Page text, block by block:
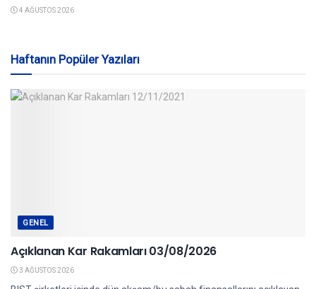
4 AĞUSTOS 2026
Haftanın Popüler Yazıları
GENEL
Açıklanan Kar Rakamları 03/08/2026
3 AĞUSTOS 2026